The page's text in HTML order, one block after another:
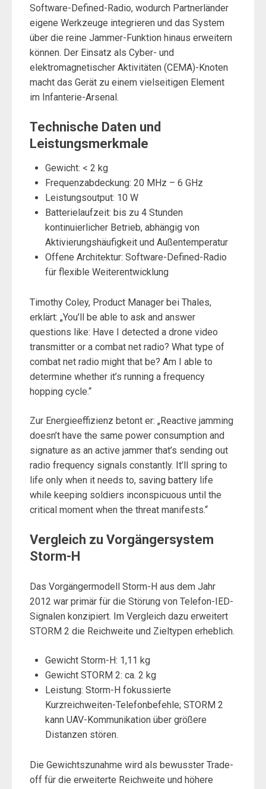
Software-Defined-Radio, wodurch Partnerländer
eigene Werkzeuge integrieren und das System
über die reine Jammer-Funktion hinaus erweitern
können. Der Einsatz als Cyber- und
elektromagnetischer Aktivitäten (CEMA)-Knoten
macht das Gerät zu einem vielseitigen Element
im Infanterie-Arsenal.
Technische Daten und
Leistungsmerkmale
Gewicht: < 2 kg
Frequenzabdeckung: 20 MHz – 6 GHz
Leistungsoutput: 10 W
Batterielaufzeit: bis zu 4 Stunden
kontinuierlicher Betrieb, abhängig von
Aktivierungshäufigkeit und Außentemperatur
Offene Architektur: Software-Defined-Radio
für flexible Weiterentwicklung
Timothy Coley, Product Manager bei Thales,
erklärt: „You’ll be able to ask and answer
questions like: Have I detected a drone video
transmitter or a combat net radio? What type of
combat net radio might that be? Am I able to
determine whether it’s running a frequency
hopping cycle.“
Zur Energieeffizienz betont er: „Reactive jamming
doesn’t have the same power consumption and
signature as an active jammer that’s sending out
radio frequency signals constantly. It’ll spring to
life only when it needs to, saving battery life
while keeping soldiers inconspicuous until the
critical moment when the threat manifests.“
Vergleich zu Vorgängersystem
Storm-H
Das Vorgängermodell Storm-H aus dem Jahr
2012 war primär für die Störung von Telefon-IED-
Signalen konzipiert. Im Vergleich dazu erweitert
STORM 2 die Reichweite und Zieltypen erheblich.
Gewicht Storm-H: 1,11 kg
Gewicht STORM 2: ca. 2 kg
Leistung: Storm-H fokussierte
Kurzreichweiten-Telefonbefehle; STORM 2
kann UAV-Kommunikation über größere
Distanzen stören.
Die Gewichtszunahme wird als bewusster Trade-
off für die erweiterte Reichweite und höhere